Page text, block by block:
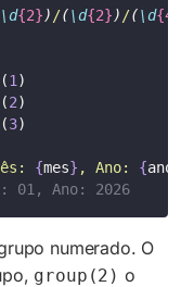
\d{2}) /(\d{2}) /(\d{4}
1 )
2)
3)
{mes} , Ano: {ano
01, Ano: 2026
numerado. O
group(2) o